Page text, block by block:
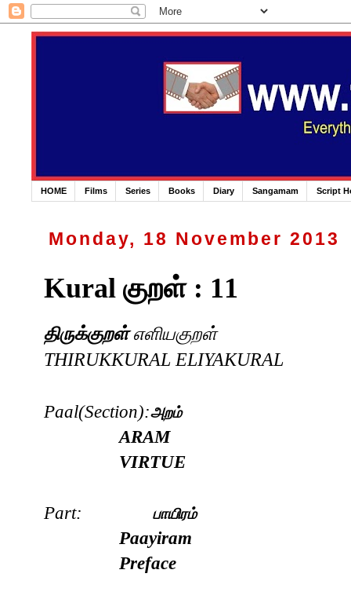
HOME Films Series Books Diary Sangamam Script
Monday, 18 November 2013
Kural குறள் : 11
திருக்குறள் எளியகுறள்
THIRUKKURAL ELIYAKURAL
Paal(Section):அறம்
ARAM
VIRTUE
Part: பாயிரம்
Paayiram
Preface